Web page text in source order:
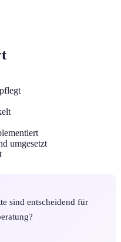
umgesetzt
sind entscheidend für